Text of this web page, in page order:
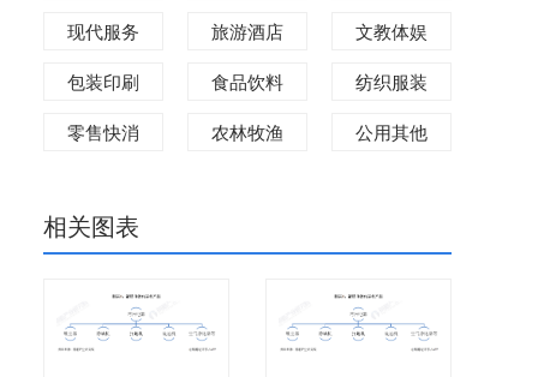
现代服务
旅游酒店
文教体娱
包装印刷
食品饮料
纺织服装
零售快消
农林牧渔 公用其他
相关图表